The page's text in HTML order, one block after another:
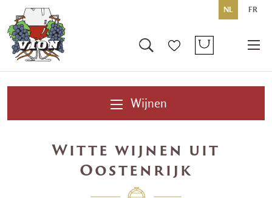
NL FR
Wijnen
Witte wijnen uit
Oostenrijk